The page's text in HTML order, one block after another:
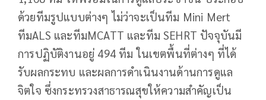
ด้วยทีมรูปแบบต่างๆ ไม่ว่าจะเป็นทีม Mini Mert
ทีมALS และทีมMCATT และทีม SEHRT ปัจจุบันมี
การปฏิบัติงานอยู่ 494 ทีม ในเขตพื้นที่ต่างๆ ที่ได้
รับผลกระทบ และผลการดำเนินงานด้านการดูแล
จิตใจ ซึ่งกระทรวงสาธารณสุขให้ความสำคัญเป็น